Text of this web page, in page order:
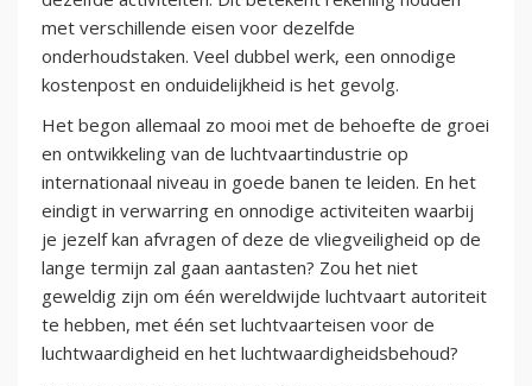
met verschillende eisen voor dezelfde
onderhoudstaken. Veel dubbel werk, een onnodige
kostenpost en onduidelijkheid is het gevolg.
Het begon allemaal zo mooi met de behoefte de groei
en ontwikkeling van de luchtvaartindustrie op
internationaal niveau in goede banen te leiden. En het
eindigt in verwarring en onnodige activiteiten waarbij
je jezelf kan afvragen of deze de vliegveiligheid op de
lange termijn zal gaan aantasten? Zou het niet
geweldig zijn om één wereldwijde luchtvaart autoriteit
te hebben, met één set luchtvaarteisen voor de
luchtwaardigheid en het luchtwaardigheidsbehoud?